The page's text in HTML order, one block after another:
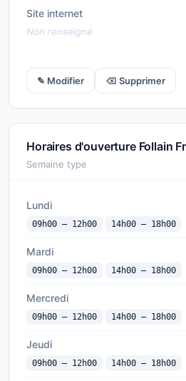
Site internet
Non renseigné
✎ Modifier ⌫ Supprimer
Horaires d'ouverture Follain
Semaine type
Lundi
09h00 — 12h00 14h00 — 18h00
Mardi
09h00 — 12h00 14h00 — 18h00
Mercredi
09h00 — 12h00 14h00 — 18h00
Jeudi
09h00 — 12h00 14h00 — 18h00